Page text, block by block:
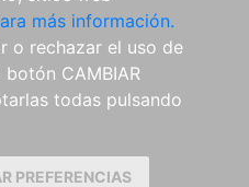
más información.
o rechazar el uso de
CAMBIAR
todas pulsando
PREFERENCIAS